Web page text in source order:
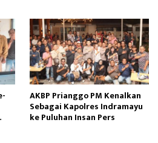
AKBP Prianggo PM Kenalkan
Sebagai Kapolres Indramayu
ke Puluhan Insan Pers